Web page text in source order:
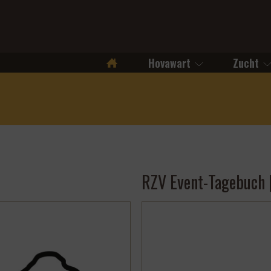
StartseiteHovawart Zucht
RZV Event-